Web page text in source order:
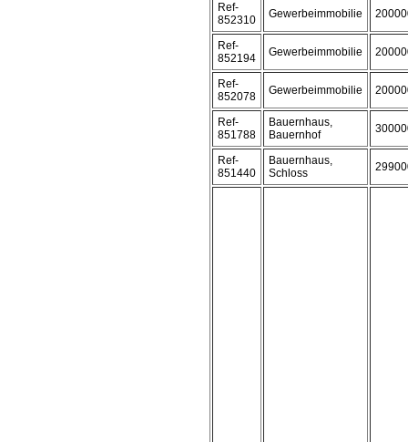
Ref-
852310
Gewerbeimmobilie
Ref-
852194
Gewerbeimmobilie
Ref-
852078
Gewerbeimmobilie
Ref-
851788
Bauernhaus,
Bauernhof
Ref-
851440
Bauernhaus,
Schloss